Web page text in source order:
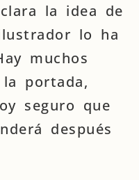
la idea de
lo ha
muchos
portada,
seguro que
después